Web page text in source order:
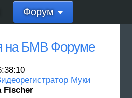
Форум
на БМВ Форуме
Муки
Fischer